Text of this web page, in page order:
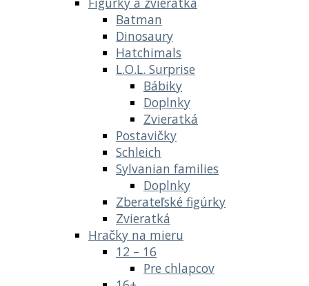
Batman
Dinosaury
Hatchimals
L.O.L. Surprise
Bábiky
Doplnky
Zvieratká
Postavičky
Schleich
Sylvanian families
Doplnky
Zberateľské figúrky
Zvieratká
Hračky na mieru
12 – 16
Pre chlapcov